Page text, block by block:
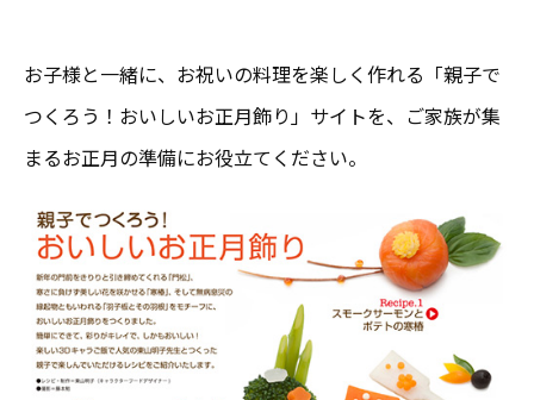
お子様と一緒に、お祝いの料理を楽しく作れる「親子で
つくろう！おいしいお正月飾り」サイトを、ご家族が集
まるお正月の準備にお役立てください。